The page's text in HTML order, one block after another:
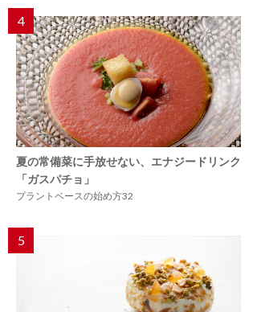
4
夏の常備菜に手放せない、エナジードリンク
「ガスパチョ」
プラントベースの始め方32
5